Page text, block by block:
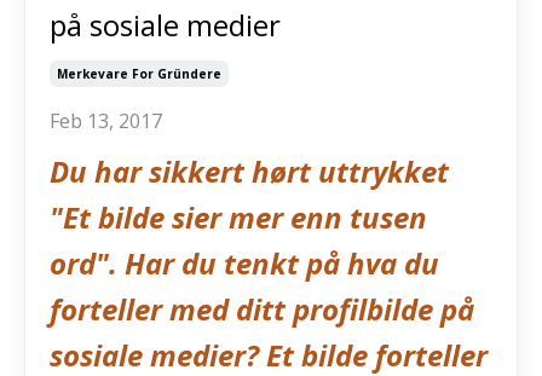
på sosiale medier
Merkevare For Gründere
Feb 13, 2017
Du har sikkert hørt uttrykket
"Et bilde sier mer enn tusen
ord". Har du tenkt på hva du
forteller med ditt profilbilde på
sosiale medier? Et bilde forteller